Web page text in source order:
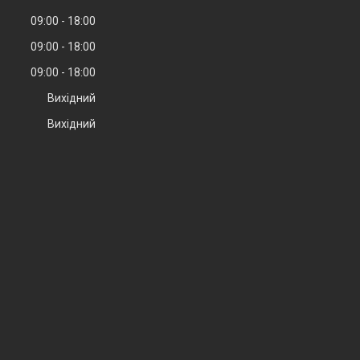
09:00
18:00
09:00
18:00
09:00
18:00
Вихідний
Вихідний